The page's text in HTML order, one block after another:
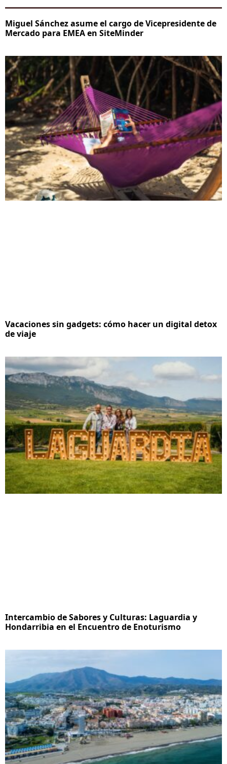
Miguel Sánchez asume el cargo de Vicepresidente de
Mercado para EMEA en SiteMinder
Vacaciones sin gadgets: cómo hacer un digital detox
de viaje
Intercambio de Sabores y Culturas: Laguardia y
Hondarribia en el Encuentro de Enoturismo